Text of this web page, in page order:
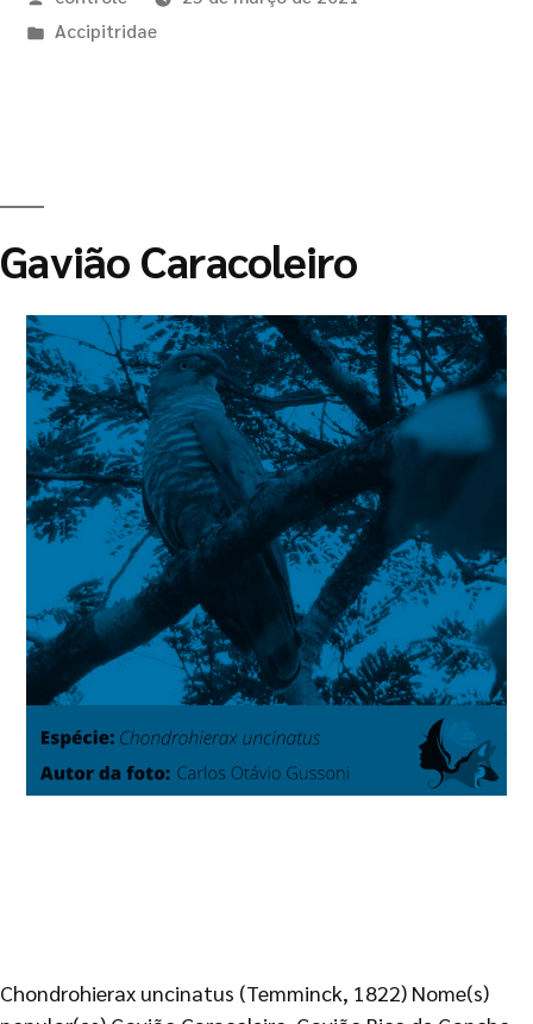
Accipitridae
Gavião Caracoleiro
Chondrohierax uncinatus (Temminck, 1822) Nome(s)